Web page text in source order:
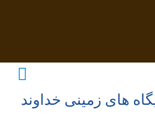
های زمینی خداوند